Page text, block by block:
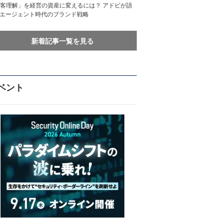
客理解」を経営の資産に変えるには？ アドビが語
ージェント時代のブランド戦略
新着記事一覧を見る
ント